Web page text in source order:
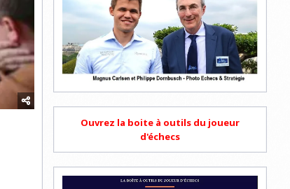
Ouvrez la boite à outils du joueur
d'échecs